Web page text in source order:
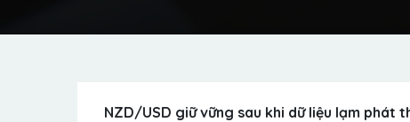
NZD/USD giữ vững sau khi dữ liệu lạm phát